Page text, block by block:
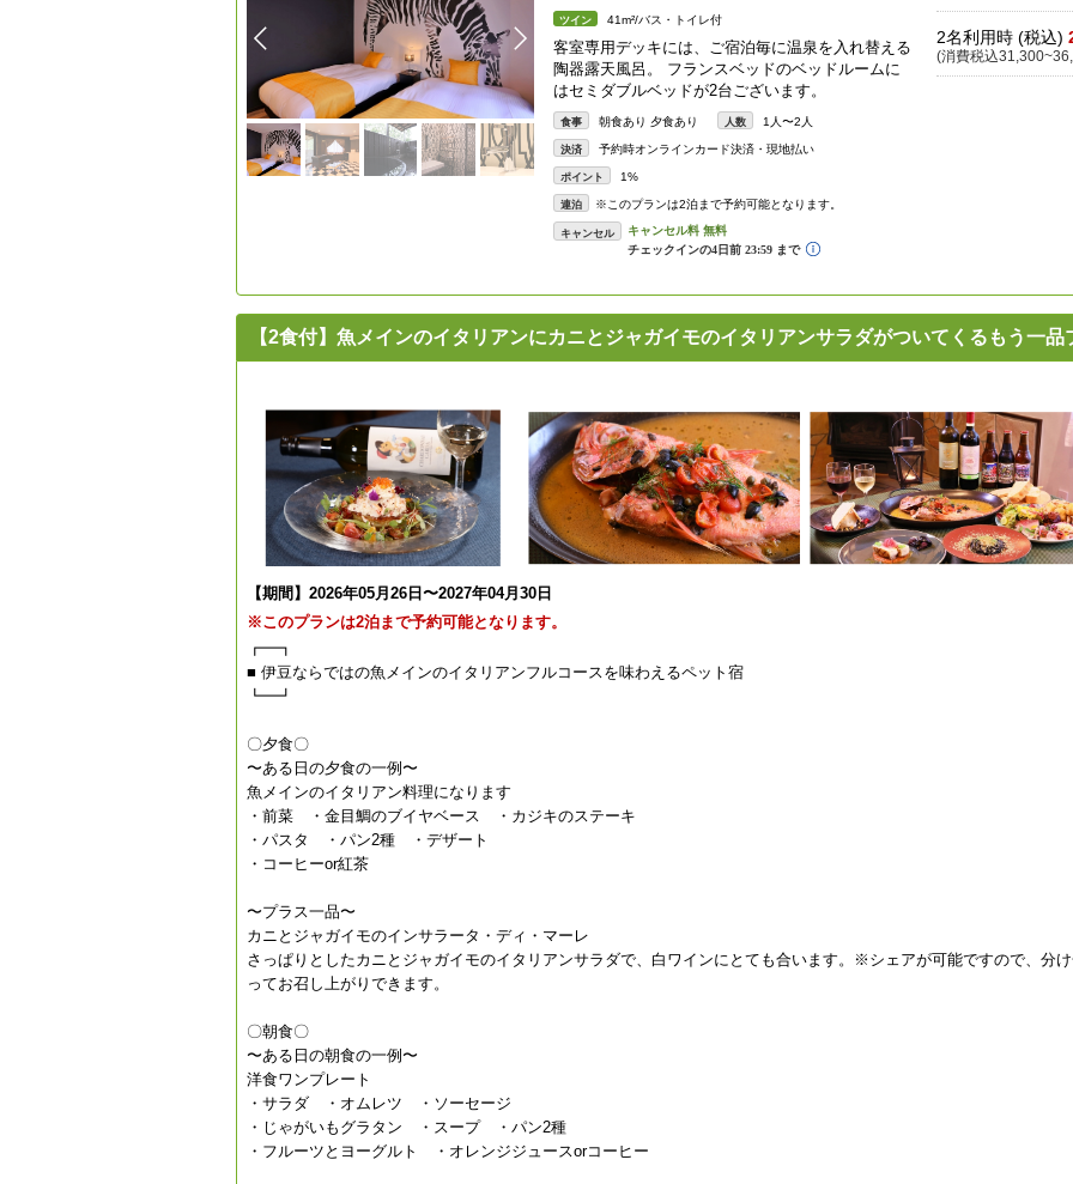
ツイン 41m²/バス・トイレ付
客室専用デッキには、ご宿泊毎に温泉を入れ替える
陶器露天風呂。 フランスベッドのベッドルームに
はセミダブルベッドが2台ございます。
食事 朝食あり 夕食あり 人数 1人〜2人
決済 予約時オンラインカード決済・現地払い
ポイント 1%
連泊 ※このプランは2泊まで予約可能となります。
キャンセル
2名利用時 (税込)
(消費税込
【2食付】魚メインのイタリアンにカニとジャガイモのイタリアンサラダがついてくるもう一品
【期間】2026年05月26日〜2027年04月30日
※このプランは2泊まで予約可能となります。
┏━┓
■ 伊豆ならではの魚メインのイタリアンフルコースを味わえるペット宿
┗━┛
〇夕食〇
〜ある日の夕食の一例〜
魚メインのイタリアン料理になります
・前菜 ・金目鯛のブイヤベース ・カジキのステーキ
・パスタ ・パン2種 ・デザート
・コーヒーor紅茶
〜プラス一品〜
カニとジャガイモのインサラータ・ディ・マーレ
さっぱりとしたカニとジャガイモのイタリアンサラダで、白ワインにとても合います。※シェアが可能ですので、分
ってお召し上がりできます。
〇朝食〇
〜ある日の朝食の一例〜
洋食ワンプレート
・サラダ ・オムレツ ・ソーセージ
・じゃがいもグラタン ・スープ ・パン2種
・フルーツとヨーグルト ・オレンジジュースorコーヒー